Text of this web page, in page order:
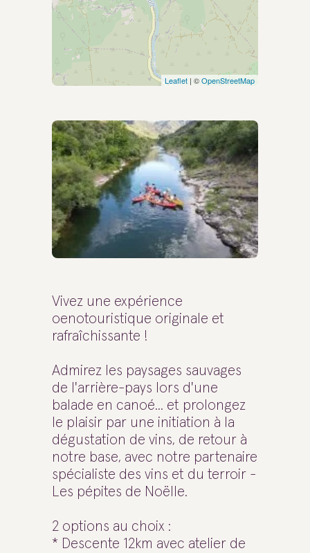
Leaflet | ©OpenStreetMap
Vivez une expérience
oenotouristique originale et
rafraîchissante !
Admirez les paysages sauvages
de l'arrière-pays lors d'une
balade en canoé... et prolongez
le plaisir par une initiation à la
dégustation de vins, de retour à
notre base, avec notre partenaire
spécialiste des vins et du terroir -
Les pépites de Noëlle.
2 options au choix :
* Descente 12km avec atelier de